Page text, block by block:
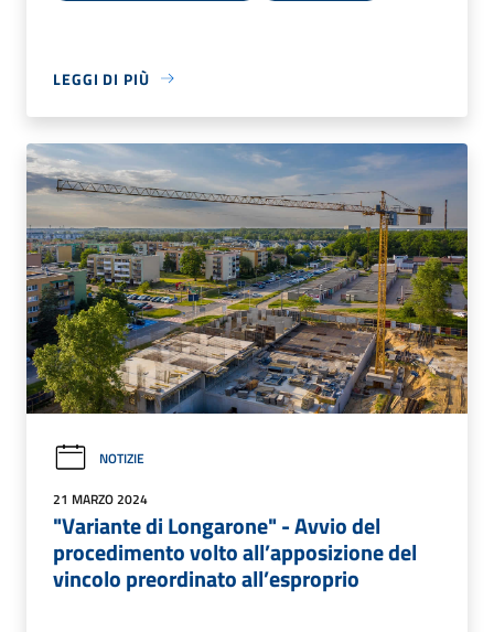
LEGGI DI PIÙ
NOTIZIE
21 MARZO 2024
"Variante di Longarone" - Avvio del
procedimento volto all’apposizione del
vincolo preordinato all’esproprio